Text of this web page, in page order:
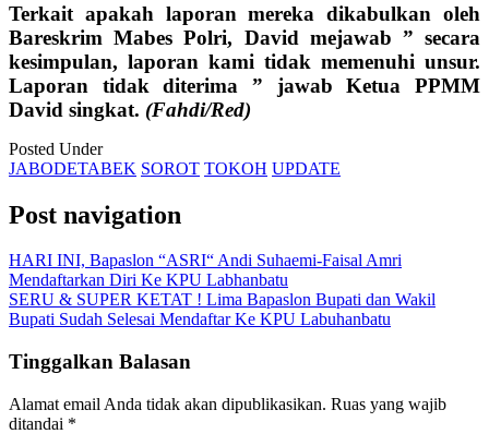
Terkait apakah laporan mereka dikabulkan oleh
Bareskrim Mabes Polri, David mejawab ” secara
kesimpulan, laporan kami tidak memenuhi unsur.
Laporan tidak diterima ” jawab Ketua PPMM
David singkat. (Fahdi/Red)
Posted Under
JABODETABEK SOROT TOKOH UPDATE
Post navigation
HARI INI, Bapaslon “ASRI“ Andi Suhaemi-Faisal Amri
Mendaftarkan Diri Ke KPU Labhanbatu
SERU & SUPER KETAT ! Lima Bapaslon Bupati dan Wakil
Bupati Sudah Selesai Mendaftar Ke KPU Labuhanbatu
Tinggalkan Balasan
Alamat email Anda tidak akan dipublikasikan. Ruas yang wajib
ditandai *